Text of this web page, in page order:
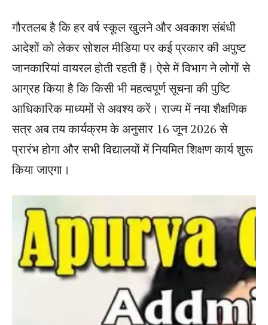
गौरतलब है कि हर वर्ष स्कूल खुलने और अवकाश संबंधी
आदेशों को लेकर सोशल मीडिया पर कई प्रकार की अपुष्ट
जानकारियां वायरल होती रहती हैं। ऐसे में विभाग ने लोगों से
आग्रह किया है कि किसी भी महत्वपूर्ण सूचना की पुष्टि
आधिकारिक माध्यमों से अवश्य करें। राज्य में नया शैक्षणिक
सत्र अब तय कार्यक्रम के अनुसार 16 जून 2026 से
प्रारंभ होगा और सभी विद्यालयों में नियमित शिक्षण कार्य शुरू
किया जाएगा।